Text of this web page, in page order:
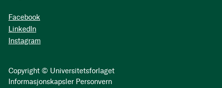
Facebook
LinkedIn
Instagram
Copyright © Universitetsforlaget
Informasjonskapsler Personvern